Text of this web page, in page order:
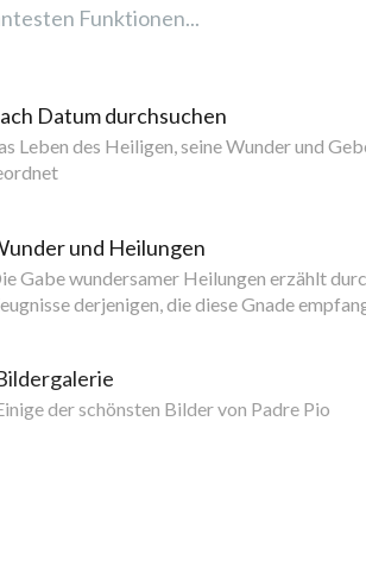
Funktionen...
Datum durchsuchen
Leben des Heiligen, seine Wunder und
und Heilungen
Gabe wundersamer Heilungen erzählt
derjenigen, die diese Gnade
der schönsten Bilder von Padre Pio